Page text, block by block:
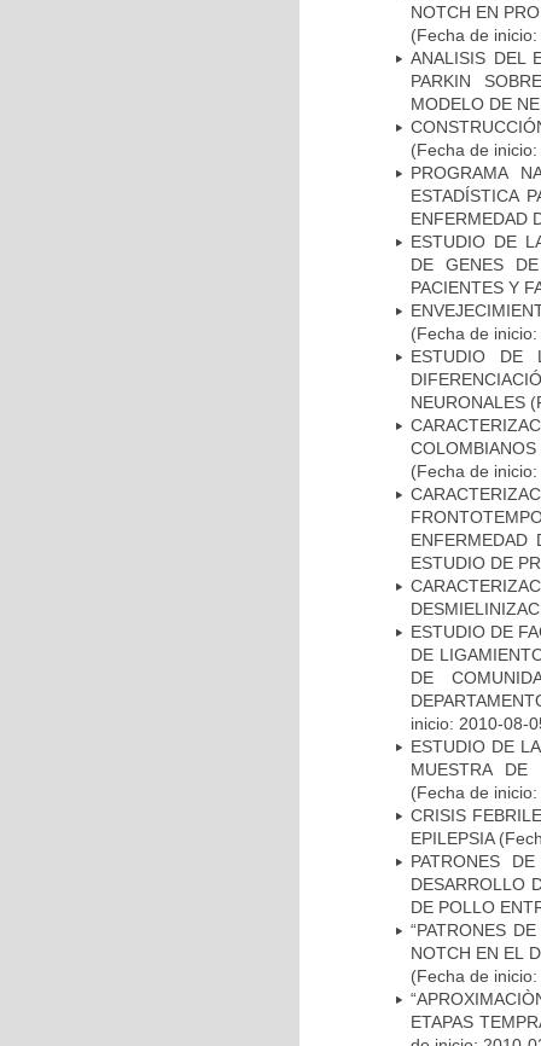
NOTCH EN
(Fecha de
ANALISIS DEL
PARKIN
MODELO DE
(Fecha de
PROGRAMA
ESTADÍSTICA
ENFERMEDAD
ESTUDIO DE
DE GENES
PACIENTES Y
(Fecha de
ESTUDIO DE
NEURONALES
(Fecha de
ENFERMEDAD
ESTUDIO DE
ESTUDIO DE
DE
DE
inicio: 2010-08-
ESTUDIO DE
MUESTRA DE
(Fecha de
CRISIS
EPILEPSIA
PATRONES
DESARROLLO
DE POLLO
“PATRONES
NOTCH EN EL
(Fecha de
ETAPAS